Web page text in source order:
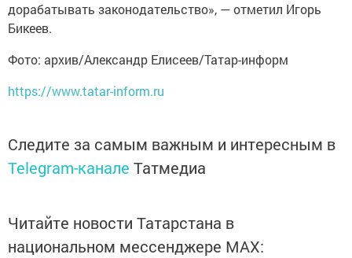
дорабатывать законодательство», — отметил Игорь
Бикеев.
Фото: архив/Александр Елисеев/Татар-информ
https://www.tatar-inform.ru
Следите за самым важным и интересным в
Telegram-канале Татмедиа
Читайте новости Татарстана в
национальном мессенджере MАХ: